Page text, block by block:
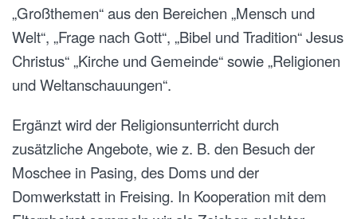
„Großthemen“ aus den Bereichen „Mensch und
Welt“, „Frage nach Gott“, „Bibel und Tradition“ Jesus
Christus“ „Kirche und Gemeinde“ sowie „Religionen
und Weltanschauungen“.
Ergänzt wird der Religionsunterricht durch
zusätzliche Angebote, wie z. B. den Besuch der
Moschee in Pasing, des Doms und der
Domwerkstatt in Freising. In Kooperation mit dem